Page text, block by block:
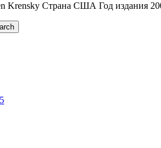
Krensky Страна США Год издания